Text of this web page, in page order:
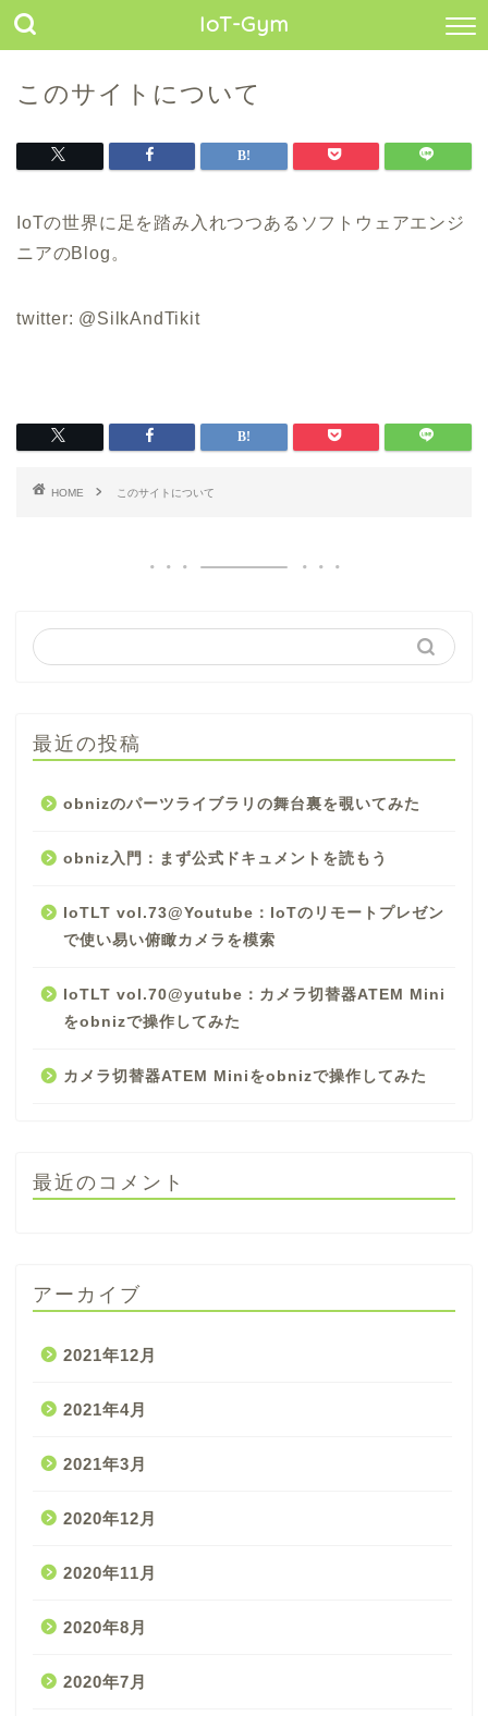
IoT-Gym
このサイトについて
IoTの世界に足を踏み入れつつあるソフトウェアエンジ
ニアのBlog。
twitter: @SilkAndTikit
HOME このサイトについて
最近の投稿
obnizのパーツライブラリの舞台裏を覗いてみた
obniz入門：まず公式ドキュメントを読もう
IoTLT vol.73@Youtube：IoTのリモートプレゼン
で使い易い俯瞰カメラを模索
IoTLT vol.70@yutube：カメラ切替器ATEM Mini
をobnizで操作してみた
カメラ切替器ATEM Miniをobnizで操作してみた
最近のコメント
アーカイブ
2021年12月
2021年4月
2021年3月
2020年12月
2020年11月
2020年8月
2020年7月